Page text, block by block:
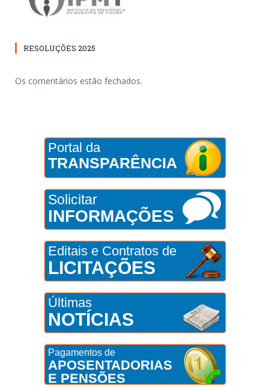
RESOLUÇÕES 2025
Os comentários estão fechados.
Portal da
TRANSPARÊNCIA
Solicitar
INFORMAÇÕES
Editais e Contratos de
LICITAÇÕES
Últimas
NOTÍCIAS
Pagamentos de
APOSENTADORIAS
E PENSÕES